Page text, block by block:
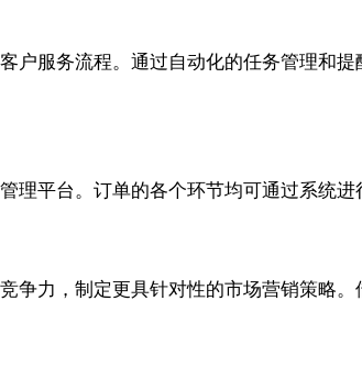
户服务流程。通过自动化的任务管理和
理平台。订单的各个环节均可通过系统进
争力，制定更具针对性的市场营销策略